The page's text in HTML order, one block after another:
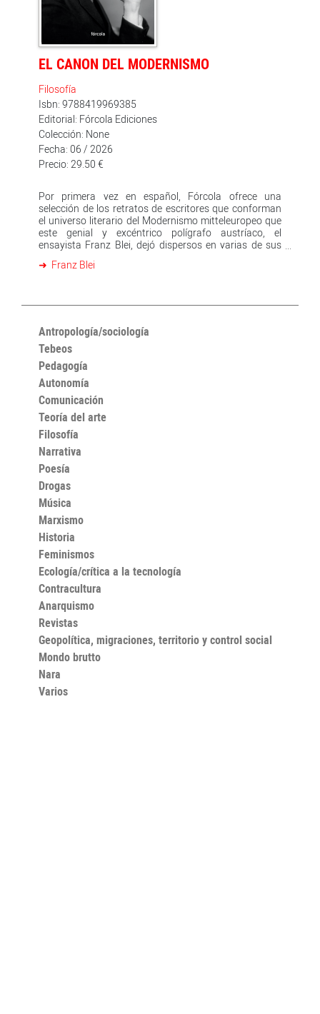
EL CANON DEL MODERNISMO
Filosofía
Isbn: 9788419969385
Editorial: Fórcola Ediciones
Colección: None
Fecha: 06 / 2026
Precio: 29.50 €
Por primera vez en español, Fórcola ofrece una
selección de los retratos de escritores que conforman
el universo literario del Modernismo mitteleuropeo que
este genial y excéntrico polígrafo austríaco, el
ensayista Franz Blei, dejó dispersos en varias de sus
«Franz Blei fue el ensayista por excelencia».
Franz Blei
Antropología/sociología
Tebeos
Pedagogía
Autonomía
Comunicación
Teoría del arte
Filosofía
Narrativa
Poesía
Drogas
Música
Marxismo
Historia
Feminismos
Ecología/crítica a la tecnología
Contracultura
Anarquismo
Revistas
Geopolítica, migraciones, territorio y control social
Mondo brutto
Nara
Varios